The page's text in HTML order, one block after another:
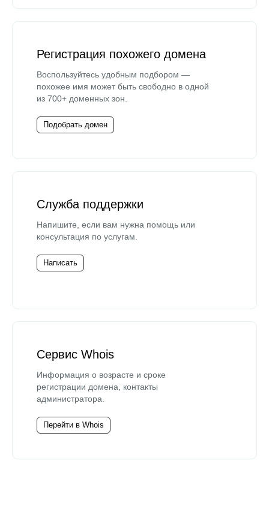
Регистрация похожего домена
Воспользуйтесь удобным подбором —
похожее имя может быть свободно в одной
из 700+ доменных зон.
Подобрать домен
Служба поддержки
Напишите, если вам нужна помощь или
консультация по услугам.
Написать
Сервис Whois
Информация о возрасте и сроке
регистрации домена, контакты
администратора.
Перейти в Whois